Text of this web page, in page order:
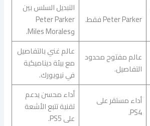
Peter Parker فقط.
التبديل السلس بين
Peter Parker
وMiles Morales.
عالم مفتوح محدود
التفاصيل.
عالم غني بالتفاصيل
مع بيئة ديناميكية
في نيويورك.
أداء مستقر على
PS4.
أداء محسن يدعم
تقنية تتبع الأشعة
على PS5.